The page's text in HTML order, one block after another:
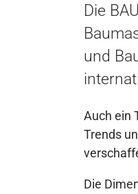
Die
und
Auch ein
Trends
Die